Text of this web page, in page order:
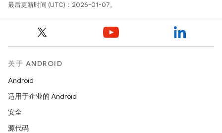
最后更新时间 (UTC)：2026-01-07。
关于 ANDROID
Android
适用于企业的 Android
安全
源代码